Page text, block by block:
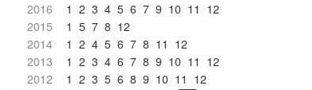
2016
1 2 3 4 5 6 7 9 10 11 12
2015
1 5 7 8 12
2014
1 2 4 5 6 7 8 11 12
2013
1 2 3 4 6 7 8 9 10 11 12
2012
1 2 3 5 6 8 9 10 11 12